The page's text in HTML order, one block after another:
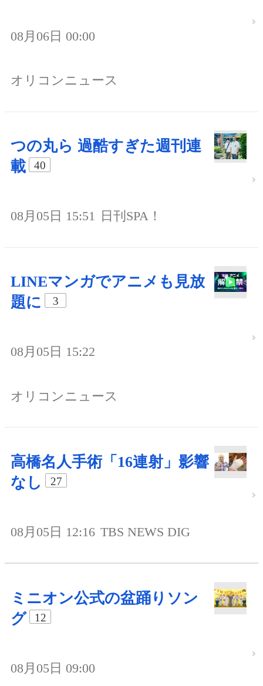
08月06日 00:00
オリコンニュース
つの丸ら 過酷すぎた週刊連
載
40
08月05日 15:51 日刊SPA！
LINEマンガでアニメも見放
題に
3
08月05日 15:22
オリコンニュース
高橋名人手術「16連射」影響
なし
27
08月05日 12:16 TBS NEWS DIG
ミニオン公式の盆踊りソン
グ
12
08月05日 09:00